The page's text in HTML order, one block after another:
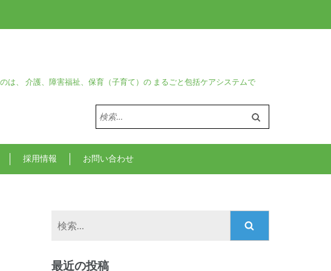
は、 介護、障害福祉、保育（子育て）の まるごと包括ケアシステムで
検
索:
採用情報 お問い合わせ
最近の投稿